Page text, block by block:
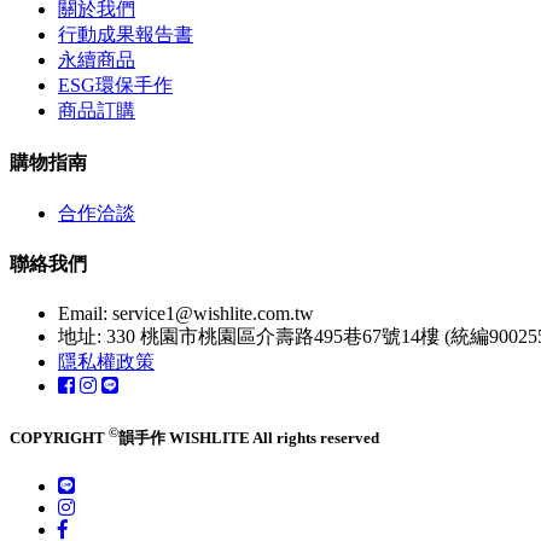
關於我們
行動成果報告書
永續商品
ESG環保手作
商品訂購
購物指南
合作洽談
聯絡我們
Email: service1@wishlite.com.tw
地址: 330 桃園市桃園區介壽路495巷67號14樓 (統編
隱私權政策
COPYRIGHT ©韻手作 WISHLITE All rights reserved